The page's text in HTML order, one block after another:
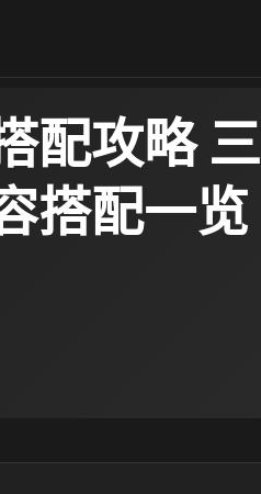
配攻略 三
搭配一览